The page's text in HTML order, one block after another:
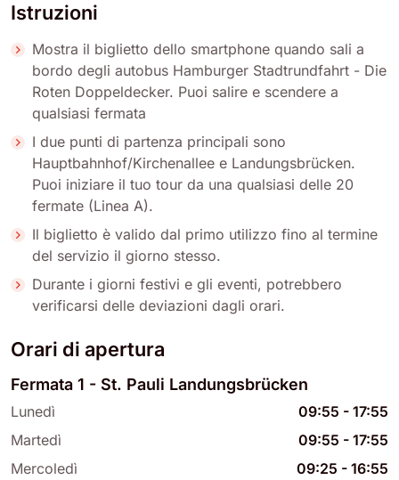
Istruzioni
Mostra il biglietto dello smartphone quando sali a
bordo degli autobus Hamburger Stadtrundfahrt - Die
Roten Doppeldecker. Puoi salire e scendere a
qualsiasi fermata
I due punti di partenza principali sono
Hauptbahnhof/Kirchenallee e Landungsbrücken.
Puoi iniziare il tuo tour da una qualsiasi delle 20
fermate (Linea A).
Il biglietto è valido dal primo utilizzo fino al termine
del servizio il giorno stesso.
Durante i giorni festivi e gli eventi, potrebbero
verificarsi delle deviazioni dagli orari.
Orari di apertura
Fermata 1 - St. Pauli Landungsbrücken
Lunedì 09:55 - 17:55
Martedì
09:55 - 17:55
Mercoledì
09:25 - 16:55